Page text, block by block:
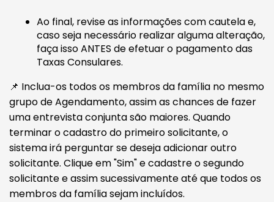
Ao final, revise as informações com cautela e,
caso seja necessário realizar alguma alteração,
faça isso ANTES de efetuar o pagamento das
Taxas Consulares.
📌 Inclua-os todos os membros da família no mesmo
grupo de Agendamento, assim as chances de fazer
uma entrevista conjunta são maiores. Quando
terminar o cadastro do primeiro solicitante, o
sistema irá perguntar se deseja adicionar outro
solicitante. Clique em "Sim" e cadastre o segundo
solicitante e assim sucessivamente até que todos os
membros da família sejam incluídos.